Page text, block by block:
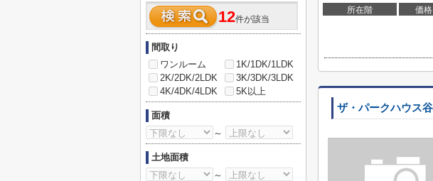
所在階 価格
ザ・パークハウス
12件が該当
間取り
ワンルーム
1K/1DK/1LDK
2K/2DK/2LDK
3K/3DK/3LDK
4K/4DK/4LDK
5K以上
面積
～
土地面積
～